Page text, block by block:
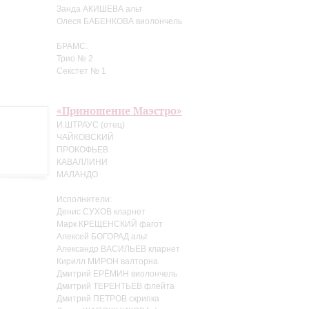
Занда АКИШЕВА альт
Олеся БАБЕНКОВА виолончель
БРАМС.
Трио № 2
Секстет № 1
«Приношение Маэстро»
И.ШТРАУС (отец)
ЧАЙКОВСКИЙ
ПРОКОФЬЕВ
КАВАЛЛИНИ
МАЛАНДО
Исполнители:
Денис СУХОВ кларнет
Марк КРЕЩЕНСКИЙ фагот
Алексей БОГОРАД альт
Александр ВАСИЛЬЕВ кларнет
Кирилл МИРОН валторна
Дмитрий ЕРЁМИН виолончель
Дмитрий ТЕРЕНТЬЕВ флейта
Дмитрий ПЕТРОВ скрипка